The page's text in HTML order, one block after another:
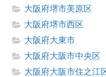
大阪府堺市美原区
大阪府堺市西区
大阪府大東市
大阪府大阪市中央区
大阪府大阪市住之江